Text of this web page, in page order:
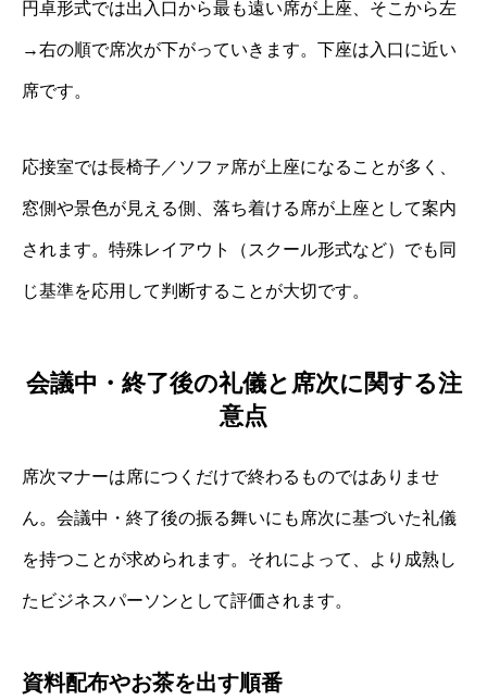
円卓形式では出入口から最も遠い席が上座、そこから左
→右の順で席次が下がっていきます。下座は入口に近い
席です。
応接室では長椅子／ソファ席が上座になることが多く、
窓側や景色が見える側、落ち着ける席が上座として案内
されます。特殊レイアウト（スクール形式など）でも同
じ基準を応用して判断することが大切です。
会議中・終了後の礼儀と席次に関する注
意点
席次マナーは席につくだけで終わるものではありませ
ん。会議中・終了後の振る舞いにも席次に基づいた礼儀
を持つことが求められます。それによって、より成熟し
たビジネスパーソンとして評価されます。
資料配布やお茶を出す順番